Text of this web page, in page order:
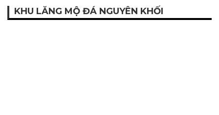
KHU LĂNG MỘ ĐÁ NGUYÊN KHỐI